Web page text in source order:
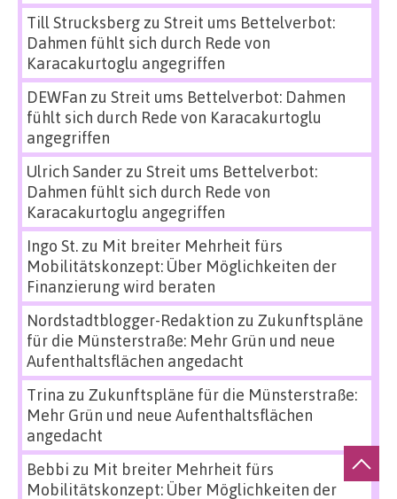
Till Strucksbergzu Streit ums Bettelverbot:
Dahmen fühlt sich durch Rede von
Karacakurtoglu angegriffen
DEWFan zu Streit ums Bettelverbot: Dahmen
fühlt sich durch Rede von Karacakurtoglu
angegriffen
Ulrich Sanderzu Streit ums Bettelverbot:
Dahmen fühlt sich durch Rede von
Karacakurtoglu angegriffen
Ingo St.zu Mit breiter Mehrheit fürs
Mobilitätskonzept: Über Möglichkeiten der
Finanzierung wird beraten
Nordstadtblogger-Redaktion zu Zukunftspläne
für die Münsterstraße: Mehr Grün und neue
Aufenthaltsflächen angedacht
Trina zu Zukunftspläne für die Münsterstraße:
Mehr Grün und neue Aufenthaltsflächen
angedacht
Bebbi zu Mit breiter Mehrheit fürs
Mobilitätskonzept: Über Möglichkeiten der